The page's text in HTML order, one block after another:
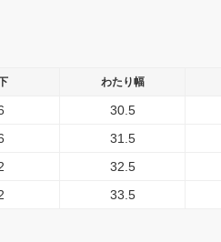
わたり幅
30.5
31.5
32.5
33.5